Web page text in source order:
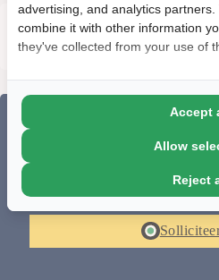
SOLLICITEER
INTERCEDENT
advertising, and analytics
combine it with other information
they've collected from your use of
Reject
Allow
Accept